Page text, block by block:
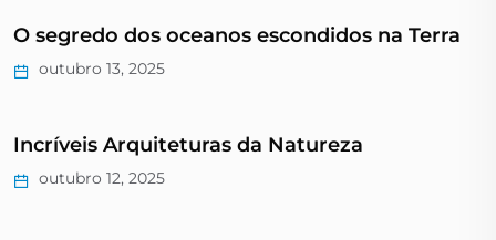
O segredo dos oceanos escondidos na Terra
outubro 13, 2025
Incríveis Arquiteturas da Natureza
outubro 12, 2025